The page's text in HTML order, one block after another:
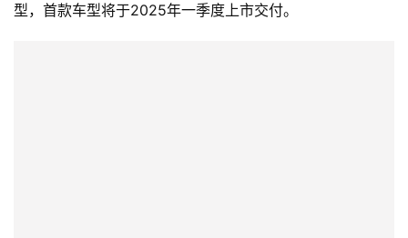
型，首款车型将于2025年一季度上市交付。